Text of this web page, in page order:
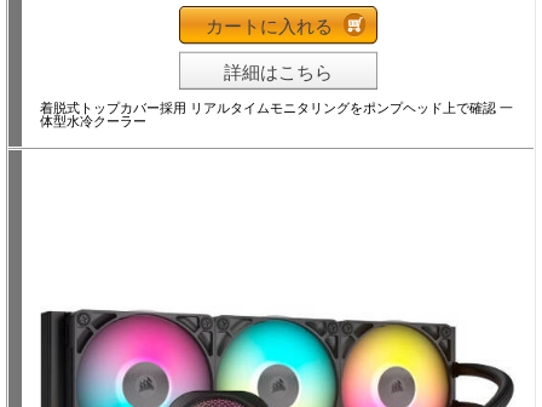
カートに入れる
詳細はこちら
着脱式トップカバー採用 リアルタイムモニタリングをポンプヘッド上で確認 一
体型水冷クーラー